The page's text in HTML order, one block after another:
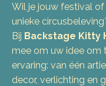
Wil je jouw festival
unieke
Bij Backstage Kitty
mee om uw idee om
ervaring: van één
decor, verlichting en